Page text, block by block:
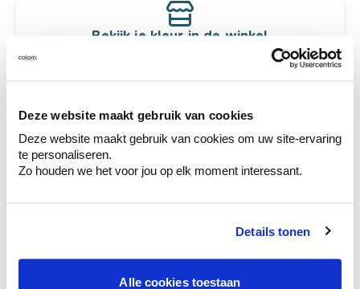
Deze website maakt gebruik van cookies
Deze website maakt gebruik van cookies om uw site-ervaring
te personaliseren.
Zo houden we het voor jou op elk moment interessant.
Details tonen
Alle cookies toestaan
Bekijk je kleur in de winkel
Ontdek er kleurechte stalen van je
te verfijnen.
Krijg persoonlijk advies om kleuren te
combineren.